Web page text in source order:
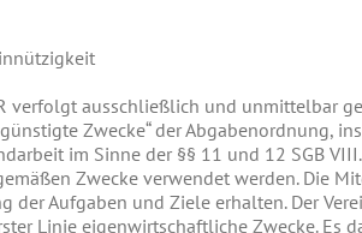
ützigkeit
verfolgt ausschließlich und unmittelbar
Zwecke“ der Abgabenordnung,
im Sinne der §§ 11 und 12 SGB
Zwecke verwendet werden. Die
der Aufgaben und Ziele erhalten. Der
Linie eigenwirtschaftliche Zwecke. Es